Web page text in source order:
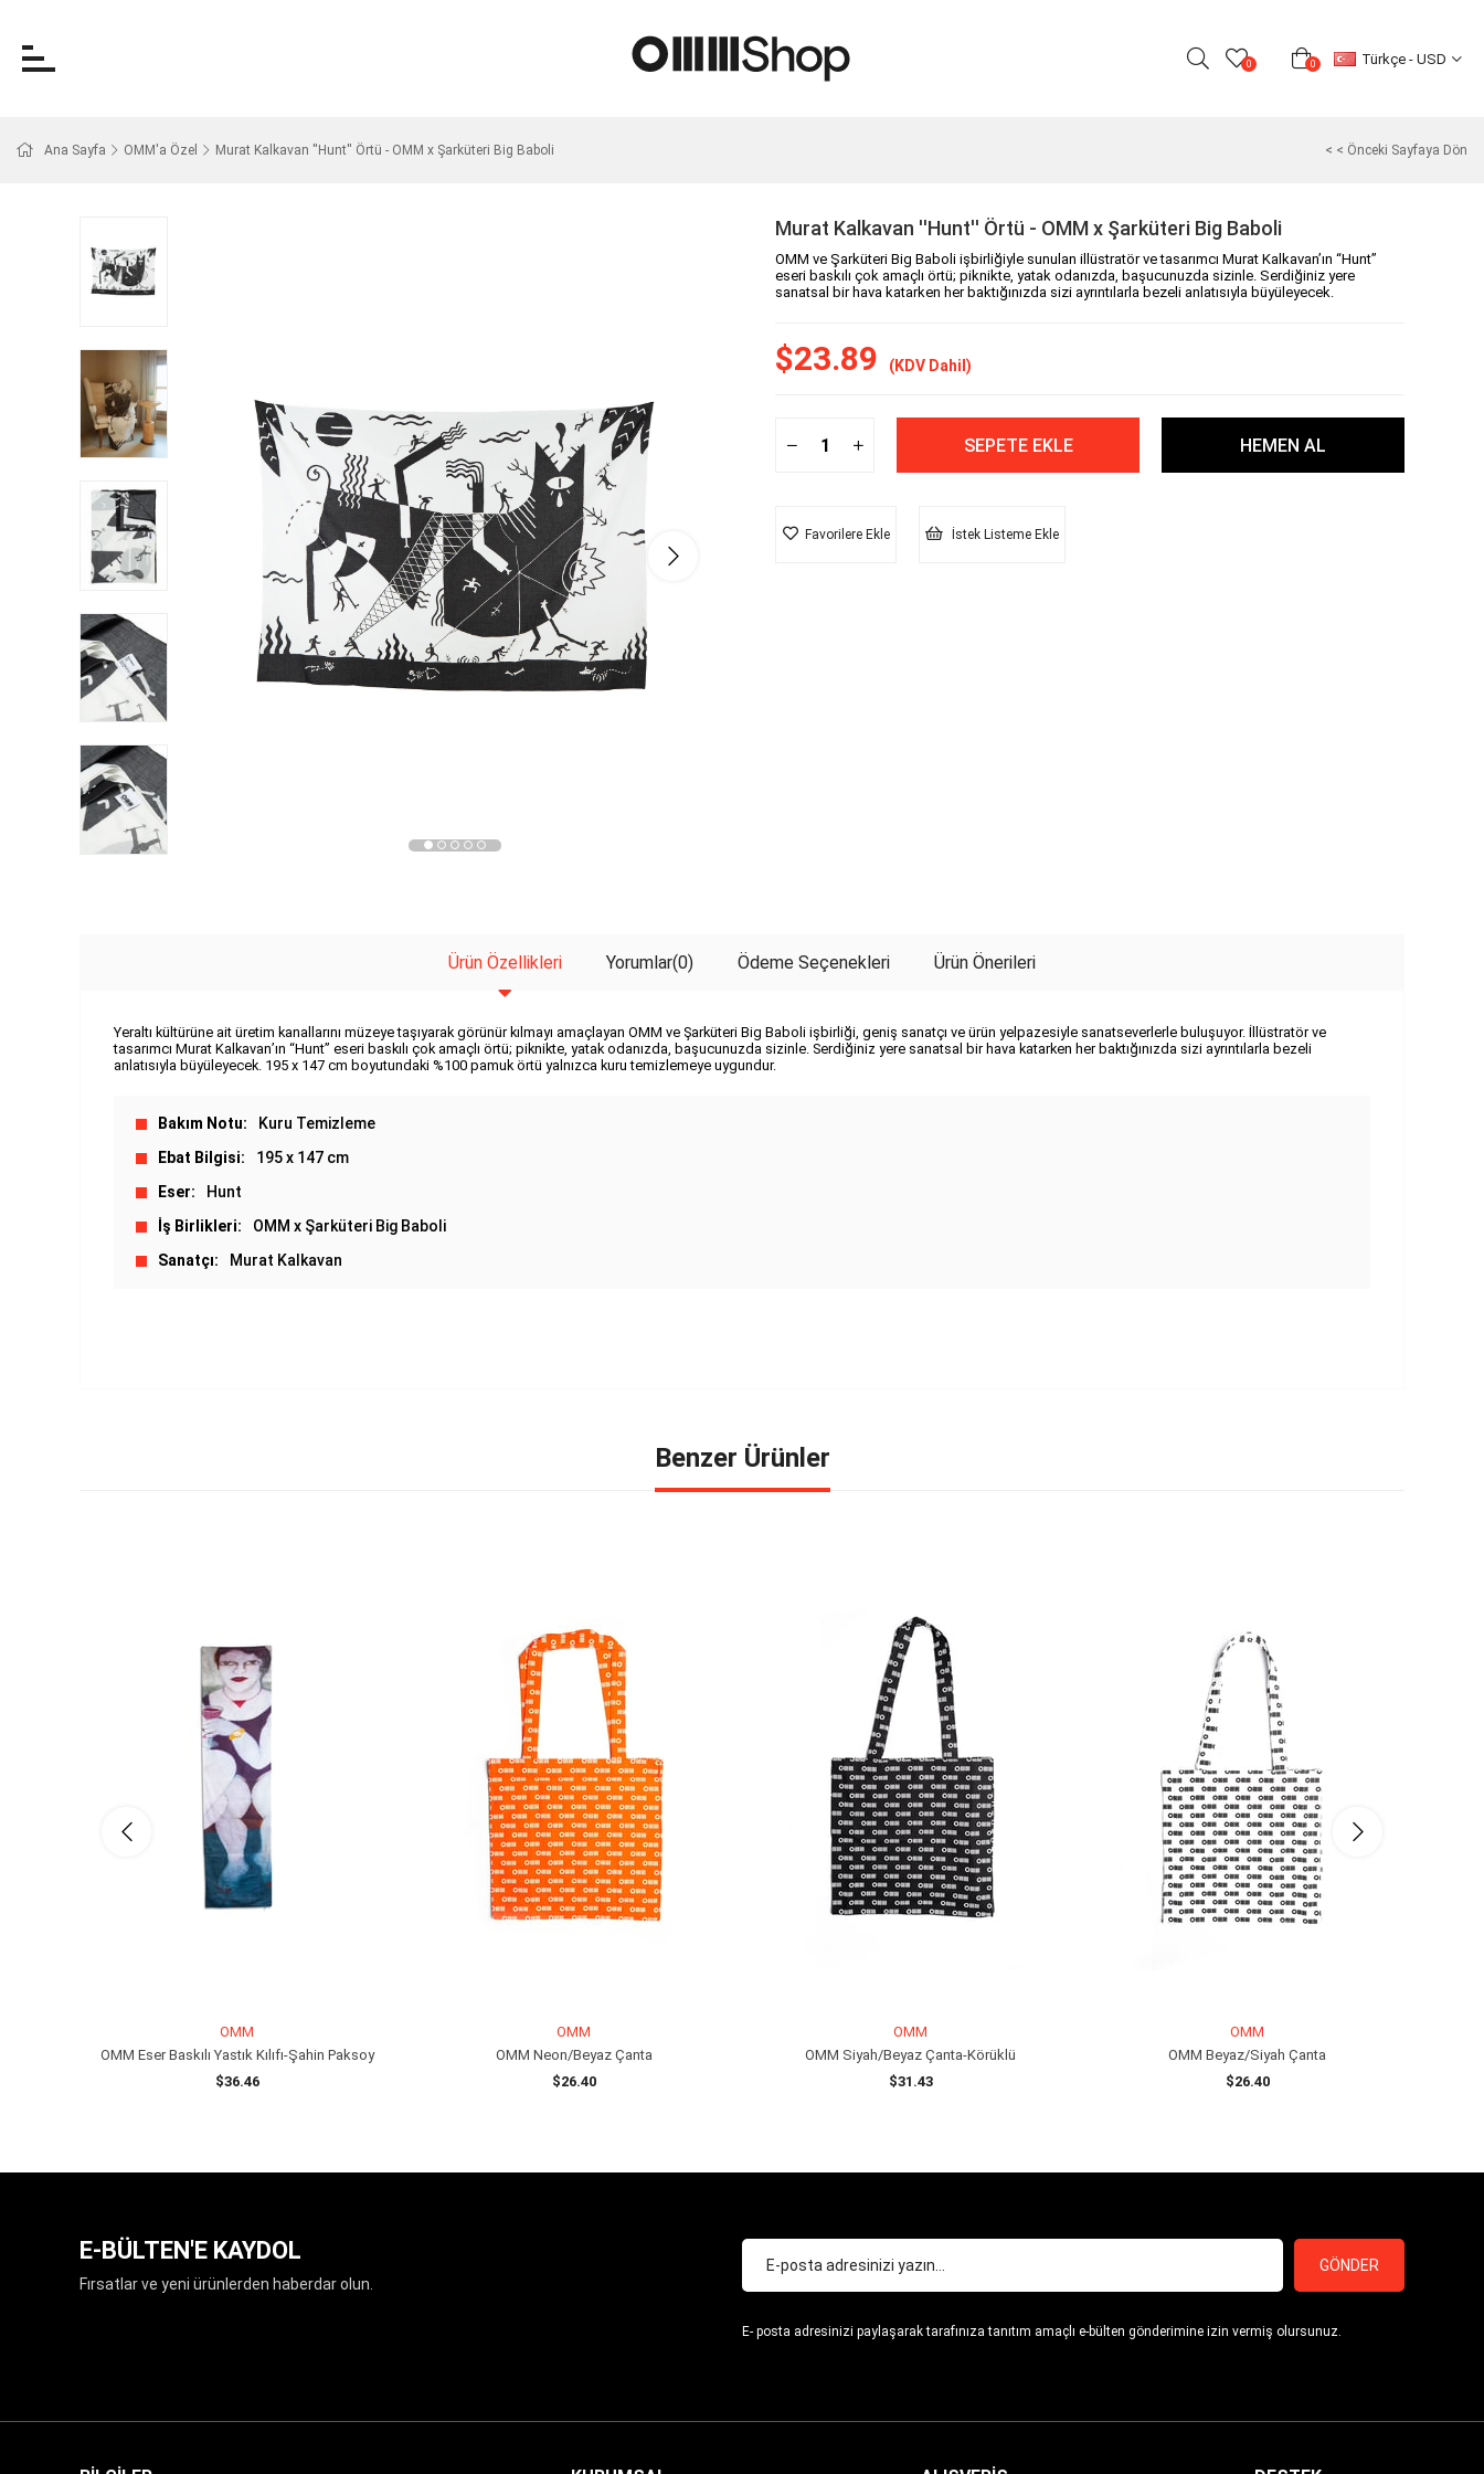
0 0 Türkçe - USD
Ana Sayfa OMM'a Özel Murat Kalkavan ''Hunt'' Örtü - OMM x Şarküteri Big Baboli < < Önceki Sayfaya Dön
Murat Kalkavan ''Hunt'' Örtü - OMM x Şarküteri Big Baboli
OMM ve Şarküteri Big Baboli işbirliğiyle sunulan illüstratör ve tasarımcı Murat Kalkavan’ın “Hunt”
eseri baskılı çok amaçlı örtü; piknikte, yatak odanızda, başucunuzda sizinle. Serdiğiniz yere
sanatsal bir hava katarken her baktığınızda sizi ayrıntılarla bezeli anlatısıyla büyüleyecek.
$23.89 (KDV Dahil)
Favorilere Ekle İstek Listeme Ekle
Ürün Özellikleri Yorumlar(0) Ödeme Seçenekleri Ürün Önerileri
Yeraltı kültürüne ait üretim kanallarını müzeye taşıyarak görünür kılmayı amaçlayan OMM ve Şarküteri Big Baboli işbirliği, geniş sanatçı ve ürün yelpazesiyle sanatseverlerle buluşuyor. İllüstratör ve
tasarımcı Murat Kalkavan’ın “Hunt” eseri baskılı çok amaçlı örtü; piknikte, yatak odanızda, başucunuzda sizinle. Serdiğiniz yere sanatsal bir hava katarken her baktığınızda sizi ayrıntılarla bezeli
anlatısıyla büyüleyecek. 195 x 147 cm boyutundaki %100 pamuk örtü yalnızca kuru temizlemeye uygundur.
Bakım Notu
Kuru Temizleme
Ebat Bilgisi
195 x 147 cm
Eser
Hunt
İş Birlikleri
OMM x Şarküteri Big Baboli
Sanatçı
Murat Kalkavan
Benzer Ürünler
OMM
OMM Eser Baskılı Yastık Kılıfı-Şahin Paksoy
$36.46
OMM
OMM Neon/Beyaz Çanta
$26.40
OMM
OMM Siyah/Beyaz Çanta-Körüklü
$31.43
OMM
OMM Beyaz/Siyah Çanta
$26.40
E-BÜLTEN'E KAYDOL
Fırsatlar ve yeni ürünlerden haberdar olun.
GÖNDER
E- posta adresinizi paylaşarak tarafınıza tanıtım amaçlı e-bülten gönderimine izin vermiş olursunuz.